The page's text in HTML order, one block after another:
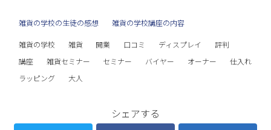
雑貨の学校の生徒の感想 雑貨の学校講座の内容
雑貨の学校 雑貨 開業 口コミ ディスプレイ
評判
講座
雑貨セミナー セミナー バイヤー オーナー
仕入れ
ラッピング
大人
シェアする